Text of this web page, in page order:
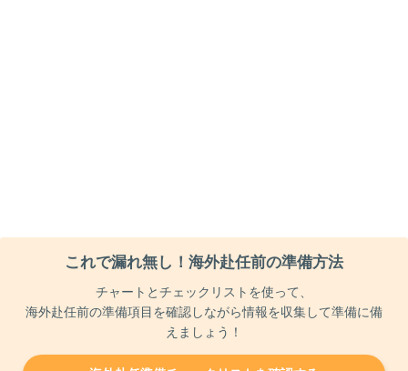
これで漏れ無し！海外赴任前の準備方法
チャートとチェックリストを使って、
海外赴任前の準備項目を確認しながら情報を収集して準備に備
えましょう！